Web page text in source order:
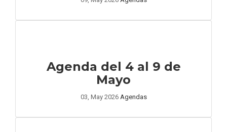
Agenda del 4 al 9 de
Mayo
03, May 2026 Agendas